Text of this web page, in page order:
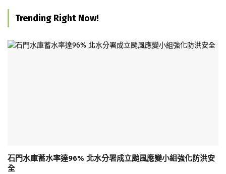
Trending Right Now!
石門水庫蓄水率達96% 北水分署成立颱風應變小組強化防洪安
全